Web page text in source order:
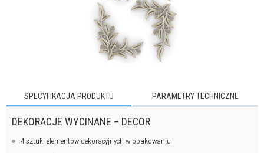
SPECYFIKACJA PRODUKTU PARAMETRY TECHNICZNE
DEKORACJE WYCINANE – DECOR
4 sztuki elementów dekoracyjnych w opakowaniu